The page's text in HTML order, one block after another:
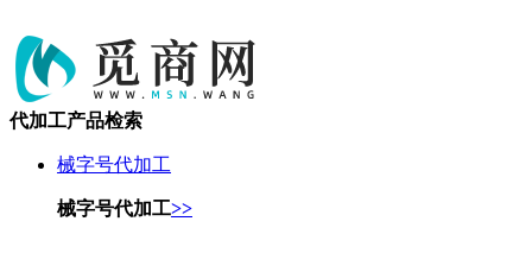
代加工产品检索
械字号代加工
械字号代加工>>